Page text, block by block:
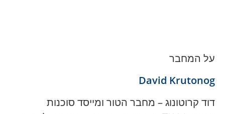
על המחבר
David Krutonog
דוד קרוטונוג – מחבר הטור ומייסד סוכנות